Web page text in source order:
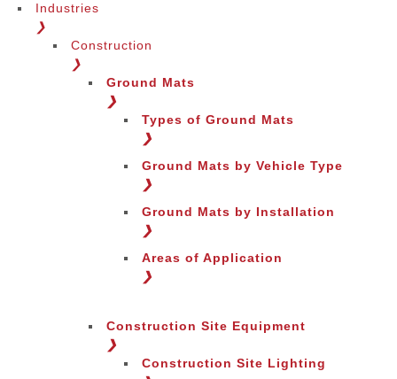
Industries
❯
Construction
❯
Ground Mats
❯
Types of Ground Mats
❯
Ground Mats by Vehicle Type
❯
Ground Mats by Installation
❯
Areas of Application
❯
Construction Site Equipment
❯
Construction Site Lighting